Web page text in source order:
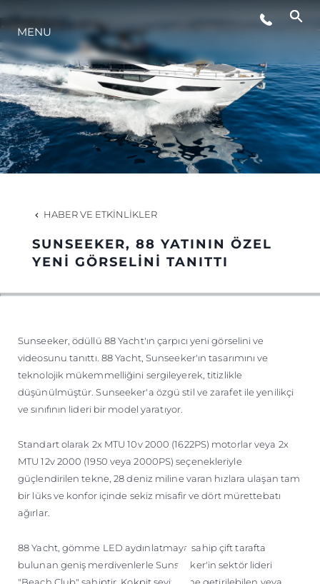
YAŞAM ŞEKLİ
YENILIK
ŞİRKET
MİRAS
TEKNENIZIN PIYASA DEĞERINI
MENU
HABER VE ETKINLIKLER
SUNSEEKER, 88 YATININ ÖZEL
YENİ GÖRSELİNİ TANITTI
Sunseeker, ödüllü 88 Yacht'ın çarpıcı yeni görselini ve
videosunu tanıttı. 88 Yacht, Sunseeker'ın tasarımını ve
teknolojik mükemmelliğini sergileyerek, titizlikle
düşünülmüştür. Sunseeker'a özgü stil ve zarafet ile yenilikçi
ve sınıfının lideri bir model yaratıyor.
Standart olarak 2x MTU 10v 2000 (1622PS) motorlar veya 2x
MTU 12v 2000 (1950 veya 2000PS) seçenekleriyle
güçlendirilen tekne, 28 deniz miline varan hızlara ulaşan tam
bir lüks ve konfor içinde sekiz misafir ve dört mürettebatı
ağırlar.
88 Yacht, gömme LED aydınlatmaya sahip çift tarafta
bulunan geniş merdivenlerle Sunseeker'in sektör lideri